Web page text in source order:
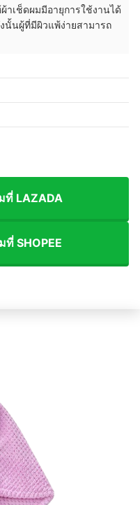
าเช็ดผมมีอายุการใช้งานได้
นั้นผู้ที่มีผิวแพ้ง่ายสามารถ
ที่ LAZADA
ที่ SHOPEE